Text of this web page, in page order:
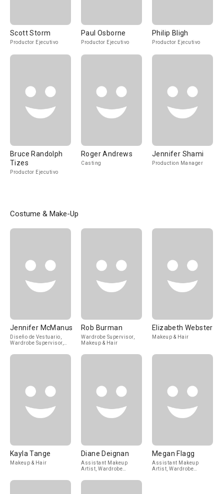
Scott Storm
Productor Ejecutivo
Paul Osborne
Productor Ejecutivo
Philip Bligh
Productor Ejecutivo
Bruce Randolph
Tizes
Productor Ejecutivo
Roger Andrews
Casting
Jennifer Shami
Production Manager
Costume & Make-Up
Jennifer McManus
Diseño de Vestuario,
Wardrobe Supervisor,
Rob Burman
Wardrobe Supervisor,
Makeup & Hair
Elizabeth Webster
Makeup & Hair
Kayla Tange
Makeup & Hair
Diane Deignan
Assistant Makeup
Artist, Wardrobe
Megan Flagg
Assistant Makeup
Artist, Wardrobe